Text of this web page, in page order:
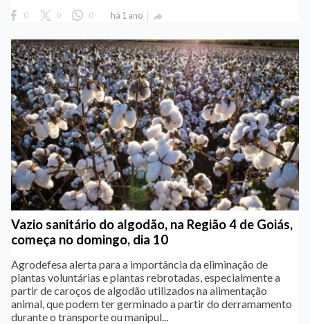
0 0 0 há 1 ano 
Vazio sanitário do algodão, na Região 4 de Goiás,
começa no domingo, dia 10
Agrodefesa alerta para a importância da eliminação de
plantas voluntárias e plantas rebrotadas, especialmente a
partir de caroços de algodão utilizados na alimentação
animal, que podem ter germinado a partir do derramamento
durante o transporte ou manipul...